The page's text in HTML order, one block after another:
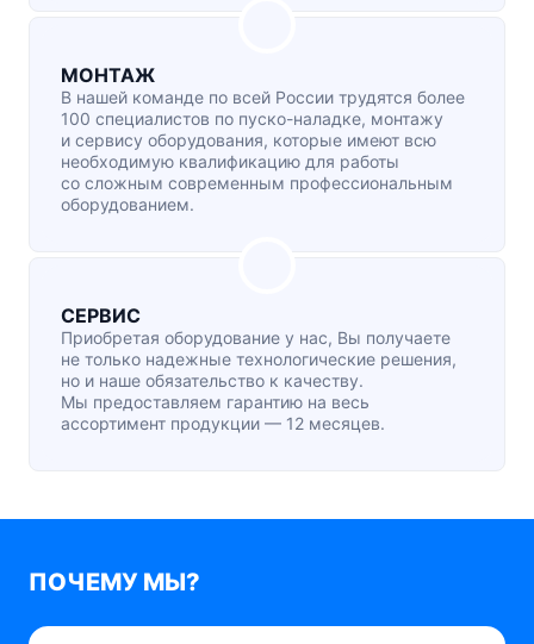
МОНТАЖ
В нашей команде по всей России трудятся более
100 специалистов по пуско-наладке, монтажу
и сервису оборудования, которые имеют всю
необходимую квалификацию для работы
со сложным современным профессиональным
оборудованием.
СЕРВИС
Приобретая оборудование у нас, Вы получаете
не только надежные технологические решения,
но и наше обязательство к качеству.
Мы предоставляем гарантию на весь
ассортимент продукции — 12 месяцев.
ПОЧЕМУ МЫ?